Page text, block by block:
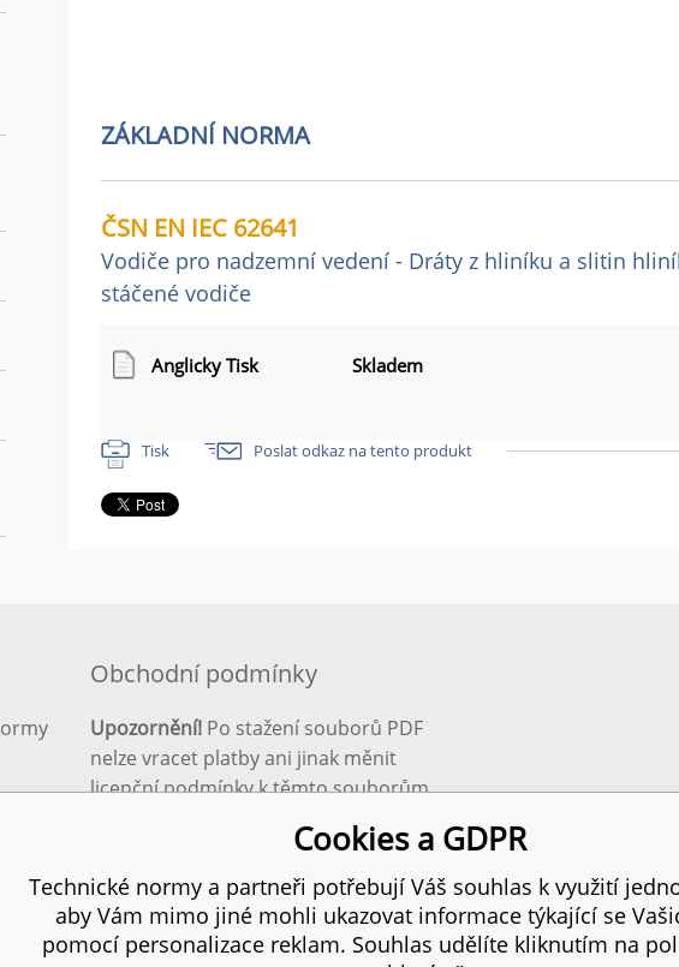
ZÁKLADNÍ NORMA
ČSN EN IEC 62641
Vodiče pro nadzemní vedení - Dráty z hliníku a slitin
stáčené vodiče
Anglicky Tisk Skladem
Tisk Poslat odkaz na tento produkt
Obchodní podmínky
Upozornění! Po stažení souborů PDF
nelze vracet platby ani jinak měnit
licenční podmínky k těmto souborům.
Všechna práva vyhrazena.
Cookies a GDPR
Technické normy a partneři potřebují Váš souhlas k využití
aby Vám mimo jiné mohli ukazovat informace týkající se
pomocí personalizace reklam. Souhlas udělíte kliknutím na